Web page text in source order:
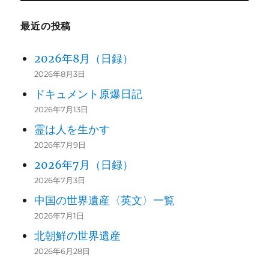
最近の投稿
2026年8月（日録）
2026年8月3日
ドキュメント原爆日記
2026年7月13日
霊は人を生かす
2026年7月9日
2026年7月（日録）
2026年7月3日
中国の世界遺産〈英文〉一覧
2026年7月1日
北朝鮮の世界遺産
2026年6月28日